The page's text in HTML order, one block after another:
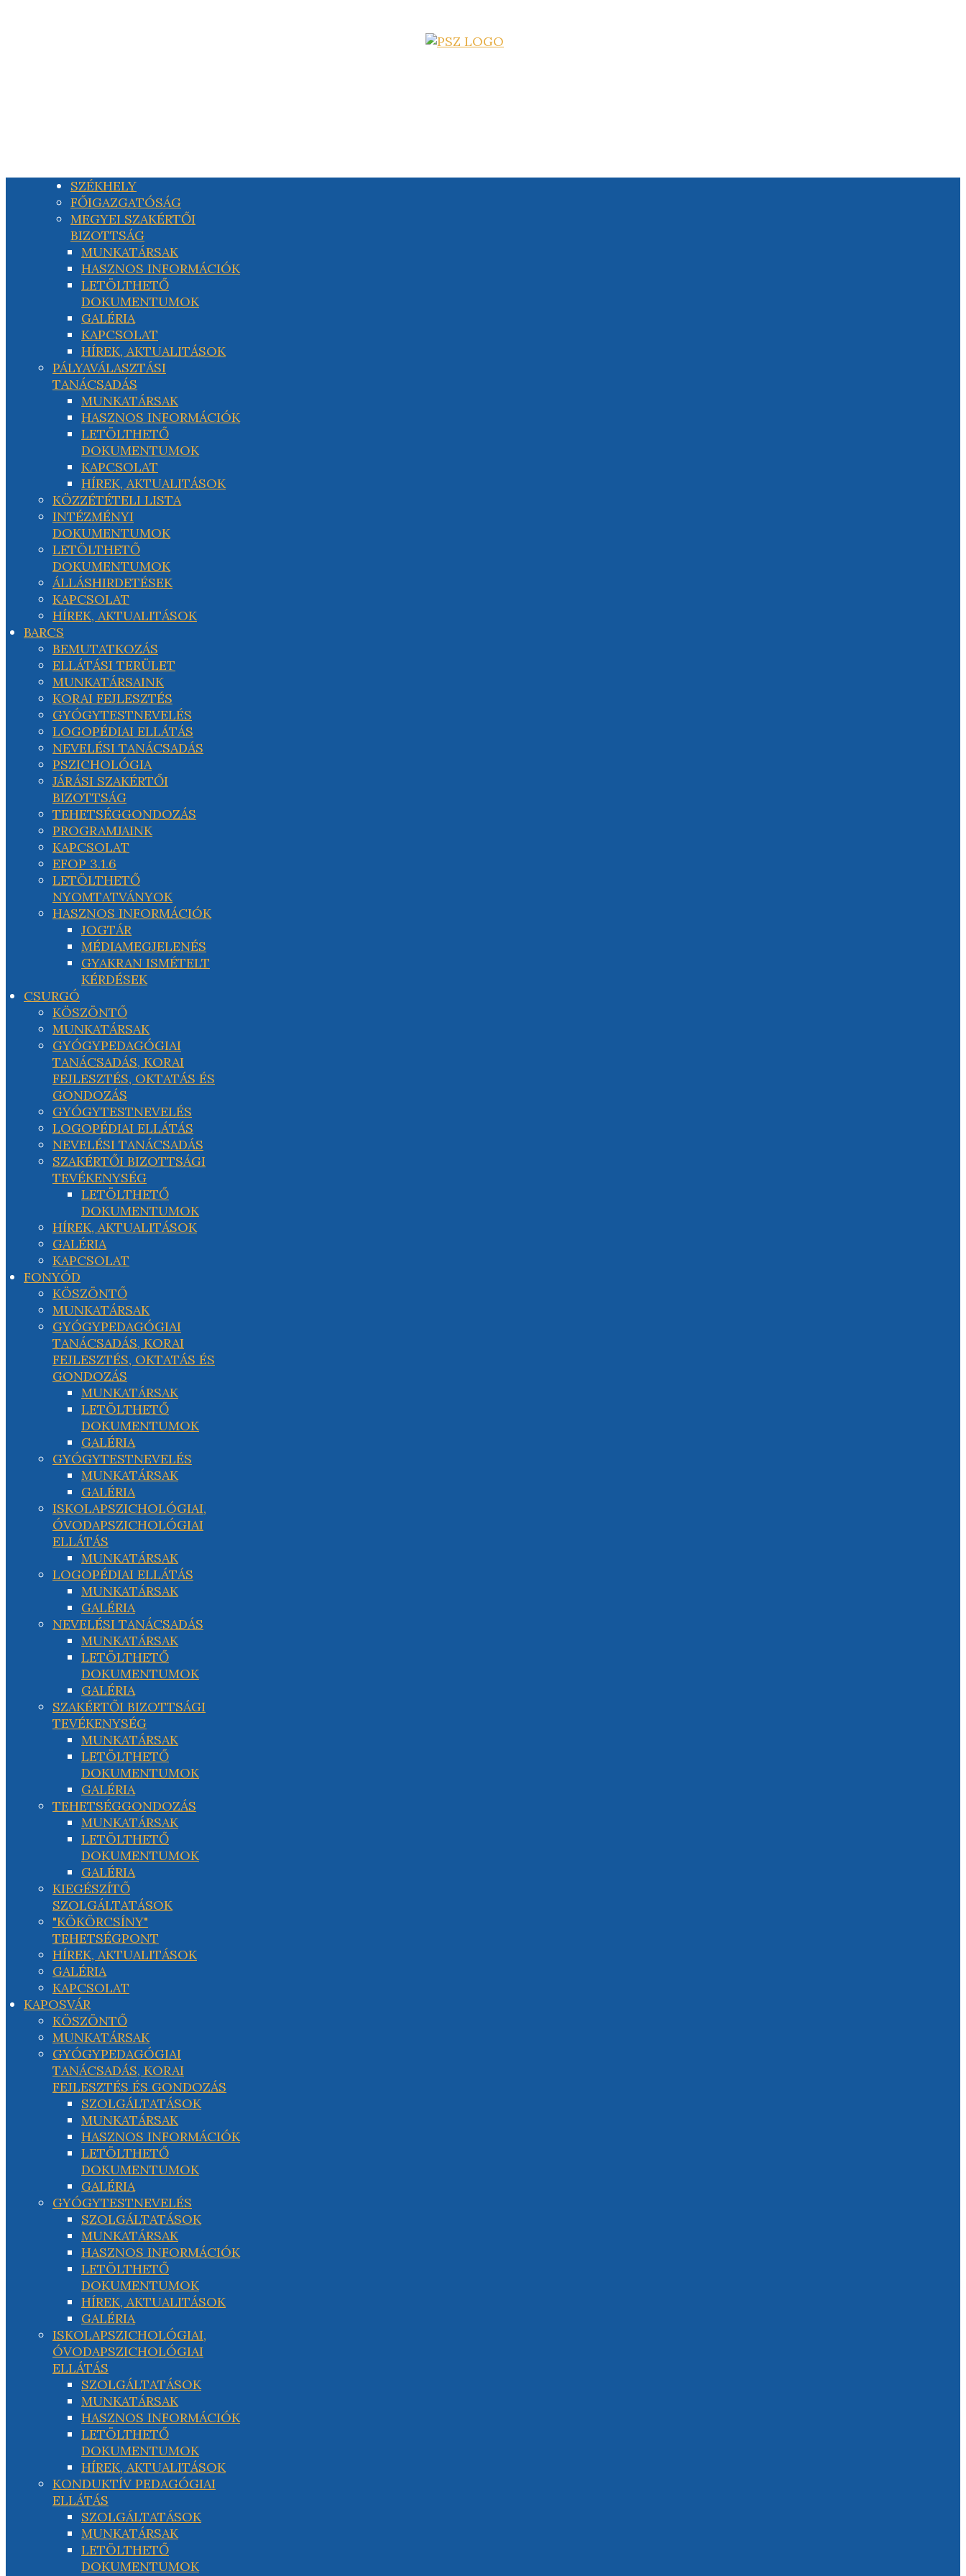
SZÉKHELY
FŐIGAZGATÓSÁG
MEGYEI SZAKÉRTŐI
BIZOTTSÁG
MUNKATÁRSAK
HASZNOS INFORMÁCIÓK
LETÖLTHETŐ
DOKUMENTUMOK
GALÉRIA
KAPCSOLAT
HÍREK, AKTUALITÁSOK
PÁLYAVÁLASZTÁSI
TANÁCSADÁS
MUNKATÁRSAK
HASZNOS INFORMÁCIÓK
LETÖLTHETŐ
DOKUMENTUMOK
KAPCSOLAT
HÍREK, AKTUALITÁSOK
KÖZZÉTÉTELI LISTA
INTÉZMÉNYI
DOKUMENTUMOK
LETÖLTHETŐ
DOKUMENTUMOK
ÁLLÁSHIRDETÉSEK
KAPCSOLAT
HÍREK, AKTUALITÁSOK
BARCS
BEMUTATKOZÁS
ELLÁTÁSI TERÜLET
MUNKATÁRSAINK
KORAI FEJLESZTÉS
GYÓGYTESTNEVELÉS
LOGOPÉDIAI ELLÁTÁS
NEVELÉSI TANÁCSADÁS
PSZICHOLÓGIA
JÁRÁSI SZAKÉRTŐI
BIZOTTSÁG
TEHETSÉGGONDOZÁS
PROGRAMJAINK
KAPCSOLAT
EFOP 3.1.6
LETÖLTHETŐ
NYOMTATVÁNYOK
HASZNOS INFORMÁCIÓK
JOGTÁR
MÉDIAMEGJELENÉS
GYAKRAN ISMÉTELT
KÉRDÉSEK
CSURGÓ
KÖSZÖNTŐ
MUNKATÁRSAK
GYÓGYPEDAGÓGIAI
TANÁCSADÁS, KORAI
FEJLESZTÉS, OKTATÁS ÉS
GONDOZÁS
GYÓGYTESTNEVELÉS
LOGOPÉDIAI ELLÁTÁS
NEVELÉSI TANÁCSADÁS
SZAKÉRTŐI BIZOTTSÁGI
TEVÉKENYSÉG
LETÖLTHETŐ
DOKUMENTUMOK
HÍREK, AKTUALITÁSOK
GALÉRIA
KAPCSOLAT
FONYÓD
KÖSZÖNTŐ
MUNKATÁRSAK
GYÓGYPEDAGÓGIAI
TANÁCSADÁS, KORAI
FEJLESZTÉS, OKTATÁS ÉS
GONDOZÁS
MUNKATÁRSAK
LETÖLTHETŐ
DOKUMENTUMOK
GALÉRIA
GYÓGYTESTNEVELÉS
MUNKATÁRSAK
GALÉRIA
ISKOLAPSZICHOLÓGIAI,
ÓVODAPSZICHOLÓGIAI
ELLÁTÁS
MUNKATÁRSAK
LOGOPÉDIAI ELLÁTÁS
MUNKATÁRSAK
GALÉRIA
NEVELÉSI TANÁCSADÁS
MUNKATÁRSAK
LETÖLTHETŐ
DOKUMENTUMOK
GALÉRIA
SZAKÉRTŐI BIZOTTSÁGI
TEVÉKENYSÉG
MUNKATÁRSAK
LETÖLTHETŐ
DOKUMENTUMOK
GALÉRIA
TEHETSÉGGONDOZÁS
MUNKATÁRSAK
LETÖLTHETŐ
DOKUMENTUMOK
GALÉRIA
KIEGÉSZÍTŐ
SZOLGÁLTATÁSOK
"KÖKÖRCSÍNY"
TEHETSÉGPONT
HÍREK, AKTUALITÁSOK
GALÉRIA
KAPCSOLAT
KAPOSVÁR
KÖSZÖNTŐ
MUNKATÁRSAK
GYÓGYPEDAGÓGIAI
TANÁCSADÁS, KORAI
FEJLESZTÉS ÉS GONDOZÁS
SZOLGÁLTATÁSOK
MUNKATÁRSAK
HASZNOS INFORMÁCIÓK
LETÖLTHETŐ
DOKUMENTUMOK
GALÉRIA
GYÓGYTESTNEVELÉS
SZOLGÁLTATÁSOK
MUNKATÁRSAK
HASZNOS INFORMÁCIÓK
LETÖLTHETŐ
DOKUMENTUMOK
HÍREK, AKTUALITÁSOK
GALÉRIA
ISKOLAPSZICHOLÓGIAI,
ÓVODAPSZICHOLÓGIAI
ELLÁTÁS
SZOLGÁLTATÁSOK
MUNKATÁRSAK
HASZNOS INFORMÁCIÓK
LETÖLTHETŐ
DOKUMENTUMOK
HÍREK, AKTUALITÁSOK
KONDUKTÍV PEDAGÓGIAI
ELLÁTÁS
SZOLGÁLTATÁSOK
MUNKATÁRSAK
LETÖLTHETŐ
DOKUMENTUMOK